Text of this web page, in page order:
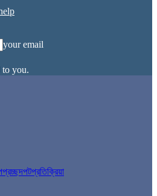
your email
to you.
প্রচ্ছদপটপ্রতিক্রিয়া